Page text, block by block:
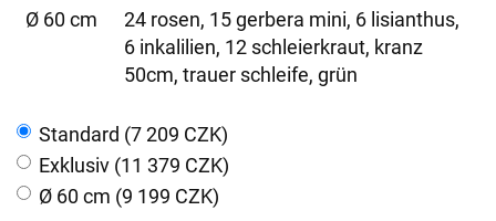
Ø 60 cm
24 rosen, 15 gerbera mini, 6 lisianthus,
6 inkalilien, 12 schleierkraut, kranz
50cm, trauer schleife, grün
Standard (7 209 CZK)
Exklusiv (11 379 CZK)
Ø 60 cm (9 199 CZK)